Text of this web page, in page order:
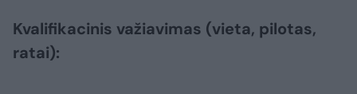
Kvalifikacinis važiavimas (vieta, pilotas,
ratai):